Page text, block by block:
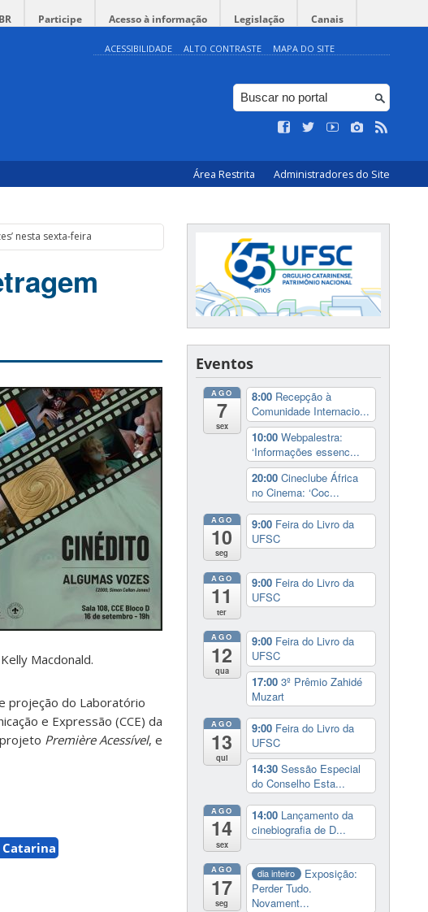
Participe Acesso à informação Legislação Canais
ACESSIBILIDADE ALTO CONTRASTE MAPA DO SITE
Área Restrita Administradores do Site
nesta sexta-feira
Macdonald.
projeção do Laboratório
e Expressão (CCE) da
Première Acessível, e
Eventos
AGO
7
sex
8:00 Recepção à
Comunidade Internacio...
10:00 Webpalestra:
‘Informações essenc...
20:00 Cineclube África
no Cinema: ‘Coc...
AGO
10
seg
9:00 Feira do Livro da
UFSC
AGO
11
ter
9:00 Feira do Livro da
UFSC
AGO
12
qua
9:00 Feira do Livro da
UFSC
17:00 3º Prêmio Zahidé
Muzart
AGO
13
qui
9:00 Feira do Livro da
UFSC
14:30 Sessão Especial
do Conselho Esta...
AGO
14
sex
14:00 Lançamento da
cinebiografia de D...
AGO
17
seg
dia inteiro
Exposição:
Perder Tudo.
Novament...